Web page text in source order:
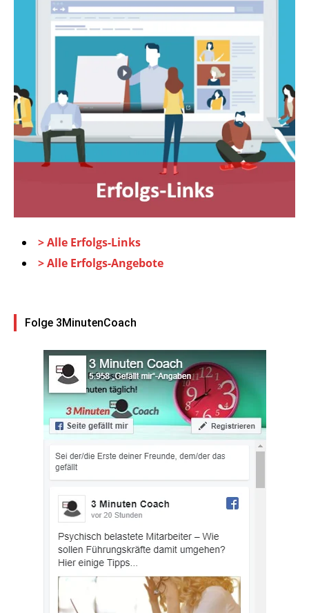
> Alle Erfolgs-Links
> Alle Erfolgs-Angebote
Folge 3MinutenCoach